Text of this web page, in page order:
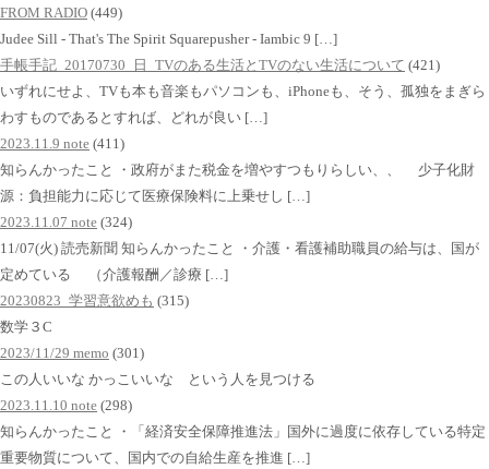
FROM RADIO (449)
Judee Sill - That's The Spirit Squarepusher - Iambic 9 […]
手帳手記_20170730_日_TVのある生活とTVのない生活について (421)
いずれにせよ、TVも本も音楽もパソコンも、iPhoneも、そう、孤独をまぎら
わすものであるとすれば、どれが良い […]
2023.11.9 note (411)
知らんかったこと ・政府がまた税金を増やすつもりらしい、、 少子化財
源：負担能力に応じて医療保険料に上乗せし […]
2023.11.07 note (324)
11/07(火) 読売新聞 知らんかったこと ・介護・看護補助職員の給与は、国が
定めている （介護報酬／診療 […]
20230823_学習意欲めも (315)
数学３C
2023/11/29 memo (301)
この人いいな かっこいいな という人を見つける
2023.11.10 note (298)
知らんかったこと ・「経済安全保障推進法」国外に過度に依存している特定
重要物質について、国内での自給生産を推進 […]